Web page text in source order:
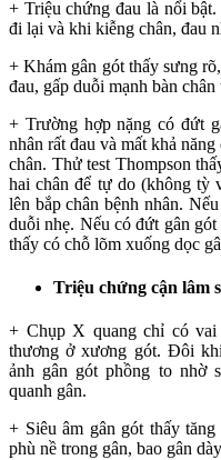
+ Triệu chứng đau là nổi
đi lại và khi kiễng chân, đau
+ Khám gân gót thấy sưng
đau, gấp duỗi mạnh bàn chân
+ Trường hợp nặng có đứt
nhân rất đau và mất khả
chân. Thử test Thompson
hai chân để tự do (không tỳ
lên bắp chân bệnh nhân.
duỗi nhẹ. Nếu có đứt gân
thấy có chỗ lõm xuống dọc
Triệu chứng cận lâm
+ Chụp X quang chỉ có vai
thương ở xương gót. Đôi
ảnh gân gót phồng to nhờ
quanh gân.
+ Siêu âm gân gót thấy
phù nề trong gân, bao gân